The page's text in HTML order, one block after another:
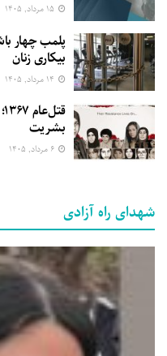
پلمب چهار
بیکاری زنان
بشریت
شهدای راه آزادی